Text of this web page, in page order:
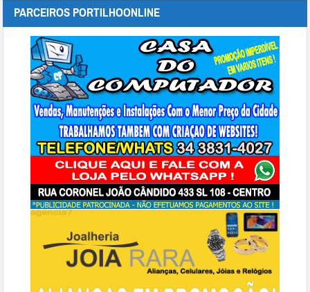
PARCEIROS PORTILHOONLINE